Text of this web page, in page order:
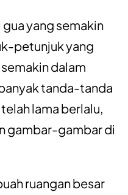
yang semakin
petunjuk yang
dalam
tanda-tanda
lama berlalu,
gambar-gambar di
ruangan besar